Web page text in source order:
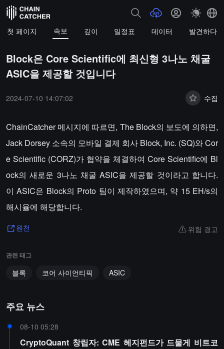
첫 페이지 속보 깊이 일정표 데이터 발견하다
Block은 Core Scientific에 최신형 3나노 채굴
ASIC을 제공할 것입니다
2024-07-10 14:07:02 수집
ChainCatcher 메시지에 따르면, The Block의 보도에 의하면,
Jack Dorsey 소속의 모바일 결제 회사 Block, Inc. (SQ)와 Cor
e Scientific (CORZ)가 협약을 체결하여 Core Scientific에 Bl
ock의 새로운 3나노 채굴 ASIC을 제공할 것이라고 합니다.
이 ASIC은 Block의 Proto 팀이 제작하였으며, 약 15 EH/s의
해시율에 해당합니다.
원천 위험 경고
관련 태그
블록 코어 사이언티픽 ASIC
주요 뉴스
08-10 05:28
CryptoQuant 창립자: CME 헤지펀드가 드물게 비트코